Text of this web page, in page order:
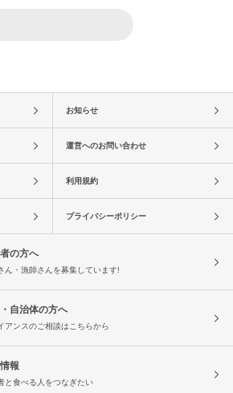
お知らせ
運営へのお問い合わせ
利用規約
プライバシーポリシー
の方へ
ん・漁師さんを募集しています!
自治体の方へ
アンスのご相談はこちらから
報
と食べる人をつなぎたい